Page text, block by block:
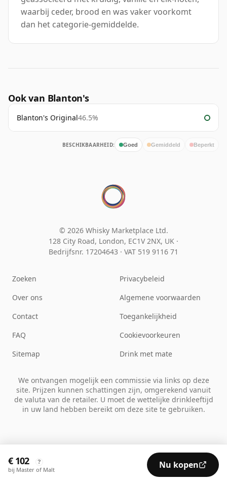
waarbij ceder, brood en was vaker voorkomt
dan het categorie-gemiddelde.
Ook van Blanton's
Blanton's Original46.5%
BESCHIKBAARHEID: Goed Gemiddeld Beperkt
€ 102 ?
bij Master of Malt Nu kopen
© 2026 Whisky Marketplace Ltd.
128 City Road, London, EC1V 2NX, UK ·
Bedrijfsnr. 17204643 · VAT 519 9116 71
Zoeken
Over ons
Contact
FAQ
Sitemap
Privacybeleid
Algemene voorwaarden
Toegankelijkheid
Cookievoorkeuren
Drink met mate
We ontvangen mogelijk een commissie via links op deze
site. Prijzen kunnen schattingen zijn, omgerekend vanuit
de valuta van de retailer. U moet de wettelijke drinkleeftijd
in uw land hebben bereikt om deze site te gebruiken.